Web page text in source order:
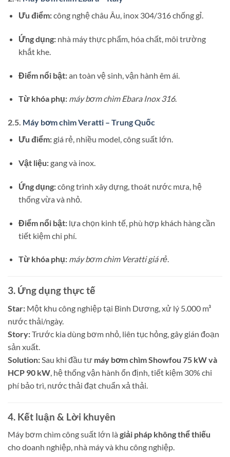
Ưu điểm:công nghệ châu Âu, inox 304/316 chống gỉ.
Ứng dụng:nhà máy thực phẩm, hóa chất, môi trường
khắt khe.
Điểm nổi bật:an toàn vệ sinh, vận hành êm ái.
Từ khóa phụ: máy bơm chìm Ebara Inox 316.
2.5. Máy bơm chìm Veratti – Trung Quốc
Ưu điểm:giá rẻ, nhiều model, công suất lớn.
Vật liệu:gang và inox.
Ứng dụng:công trình xây dựng, thoát nước mưa, hệ
thống vừa và nhỏ.
Điểm nổi bật:lựa chọn kinh tế, phù hợp khách hàng cần
tiết kiệm chi phí.
Từ khóa phụ: máy bơm chìm Veratti giá rẻ.
3. Ứng dụng thực tế
Star: Một khu công nghiệp tại Bình Dương, xử lý 5.000 m³
nước thải/ngày.
Story:Trước kia dùng bơm nhỏ, liên tục hỏng, gây gián đoạn
sản xuất.
Solution: Sau khi đầu tư máy bơm chìm Showfou 75 kW và
HCP 90 kW , hệ thống vận hành ổn định, tiết kiệm 30% chi
phí bảo trì, nước thải đạt chuẩn xả thải.
4. Kết luận & Lời khuyên
Máy bơm chìm công suất lớn là giải pháp không thể thiếu
cho doanh nghiệp, nhà máy và khu công nghiệp.